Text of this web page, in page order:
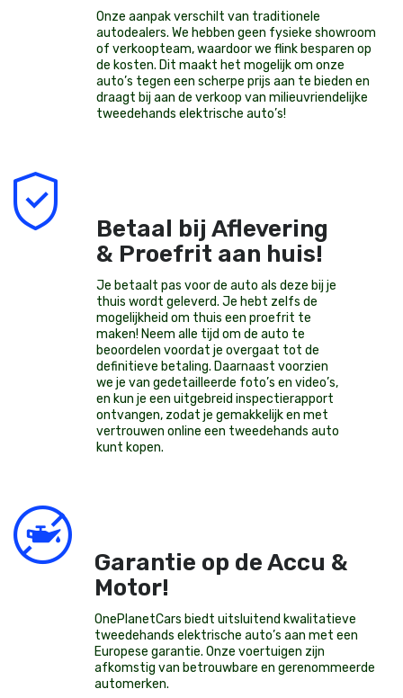
Onze aanpak verschilt van traditionele
autodealers. We hebben geen fysieke showroom
of verkoopteam, waardoor we flink besparen op
de kosten. Dit maakt het mogelijk om onze
auto’s tegen een scherpe prijs aan te bieden en
draagt bij aan de verkoop van milieuvriendelijke
tweedehands elektrische auto’s!
Betaal bij Aflevering
& Proefrit aan huis!
Je betaalt pas voor de auto als deze bij je
thuis wordt geleverd. Je hebt zelfs de
mogelijkheid om thuis een proefrit te
maken! Neem alle tijd om de auto te
beoordelen voordat je overgaat tot de
definitieve betaling. Daarnaast voorzien
we je van gedetailleerde foto’s en video’s,
en kun je een uitgebreid inspectierapport
ontvangen, zodat je gemakkelijk en met
vertrouwen online een tweedehands auto
kunt kopen.
Garantie op de Accu &
Motor!
OnePlanetCars biedt uitsluitend kwalitatieve
tweedehands elektrische auto’s aan met een
Europese garantie. Onze voertuigen zijn
afkomstig van betrouwbare en gerenommeerde
automerken.